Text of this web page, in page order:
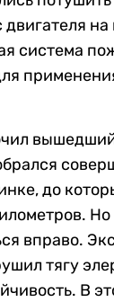
на
система
до
вправо.
тягу
В